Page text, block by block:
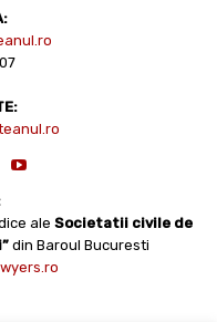
ale Societatii civile de
din Baroul Bucuresti